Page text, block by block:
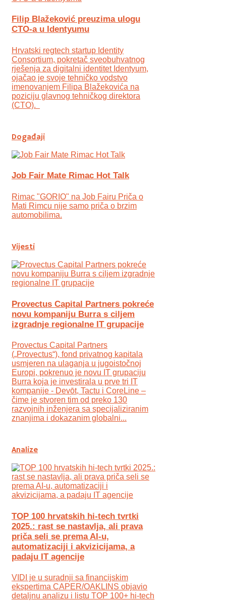
Filip Blažeković preuzima ulogu
CTO-a u Identyumu
Hrvatski regtech startup Identity
Consortium, pokretač sveobuhvatnog
rješenja za digitalni identitet Identyum,
ojаčao je svoje tehničko vodstvo
imenovanjem Filipa Blažekovića na
poziciju glavnog tehničkog direktora
(CTO).
Događaji
Job Fair Mate Rimac Hot Talk
Rimac "GORIO" na Job Fairu Priča o
Mati Rimcu nije samo priča o brzim
automobilima.
Vijesti
Provectus Capital Partners pokreće
novu kompaniju Burra s ciljem
izgradnje regionalne IT grupacije
Provectus Capital Partners
(„Provectus“), fond privatnog kapitala
usmjeren na ulaganja u jugoistočnoj
Europi, pokrenuo je novu IT grupaciju
Burra koja je investirala u prve tri IT
kompanije - Devōt, Tactu i CoreLine –
čime je stvoren tim od preko 130
razvojnih inženjera sa specijaliziranim
znanjima i dokazanim globalni...
Analize
TOP 100 hrvatskih hi-tech tvrtki
2025.: rast se nastavlja, ali prava
priča seli se prema AI-u,
automatizaciji i akvizicijama, a
padaju IT agencije
VIDI je u suradnji sa financijskim
ekspertima CAPER/OAKLINS objavio
detaljnu analizu i listu TOP 100+ hi-tech